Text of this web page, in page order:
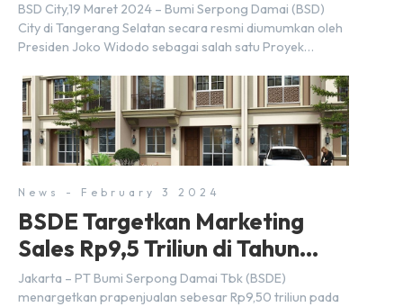
BSD City,19 Maret 2024 – Bumi Serpong Damai (BSD)
City di Tangerang Selatan secara resmi diumumkan oleh
Presiden Joko Widodo sebagai salah satu Proyek
dibuat oleh Menteri Koordinator Bidang Perekonomian,
Airlangga Hartarto, setelah Rapat Terbatas (ratas)
bersama Jokowi di Istana Kepresidenan pada hari Senin,
18 Maret 2024. Selain […]
News - February 3 2024
BSDE Targetkan Marketing
Sales Rp9,5 Triliun di Tahun
2024
Jakarta – PT Bumi Serpong Damai Tbk (BSDE)
menargetkan prapenjualan sebesar Rp9,50 triliun pada